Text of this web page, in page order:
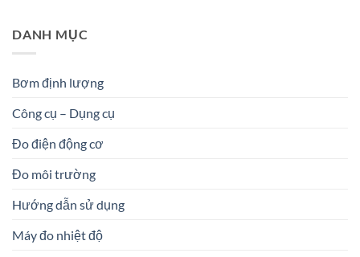
DANH MỤC
Bơm định lượng
Công cụ – Dụng cụ
Đo điện động cơ
Đo môi trường
Hướng dẫn sử dụng
Máy đo nhiệt độ